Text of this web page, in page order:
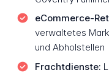
eCommerce-
verwaltetes
und Abholstellen
Frachtdienste: